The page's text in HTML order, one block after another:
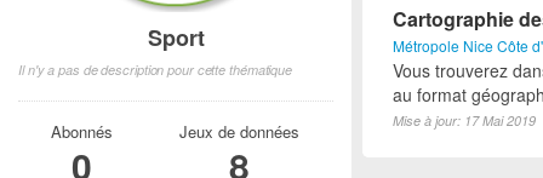
Cartographie
Métropole Nice Côte
Vous trouverez
au format
Mise à jour: 17 Mai 2019
Sport
Il n'y a pas de description pour cette thématique
Abonnés
0
Jeux de données
8